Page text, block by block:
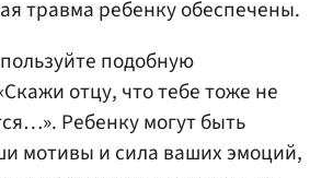
травма ребенку обеспечены.
подобную
отцу, что тебе тоже не
Ребенку могут быть
мотивы и сила ваших эмоций,